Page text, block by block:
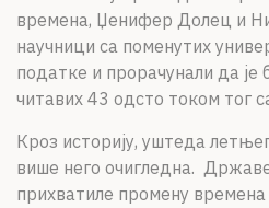
времена, Џенифер Долец и
научници са поменутих
податке и прорачунали да је
читавих 43 одсто током тог
Кроз историју, уштеда
више него очигледна.
прихватиле промену